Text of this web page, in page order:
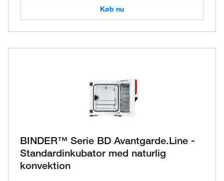
Køb nu
BINDER™ Serie BD Avantgarde.Line -
Standardinkubator med naturlig
konvektion